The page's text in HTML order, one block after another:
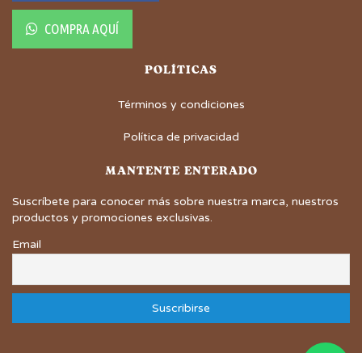
COMPRA AQUÍ
POLÍTICAS
Términos y condiciones
Política de privacidad
MANTENTE ENTERADO
Suscríbete para conocer más sobre nuestra marca, nuestros
productos y promociones exclusivas.
Email